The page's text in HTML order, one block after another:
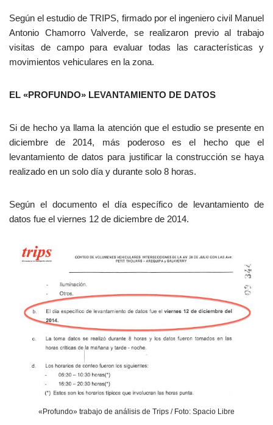
Según el estudio de TRIPS, firmado por el ingeniero civil Manuel
Antonio Chamorro Valverde, se realizaron previo al trabajo
visitas de campo para evaluar todas las características y
movimientos vehiculares en la zona.
EL «PROFUNDO» LEVANTAMIENTO DE DATOS
Si de hecho ya llama la atención que el estudio se presente en
diciembre de 2014, más poderoso es el hecho que el
levantamiento de datos para justificar la construcción se haya
realizado en un solo día y durante solo 8 horas.
Según el documento el día específico de levantamiento de
datos fue el viernes 12 de diciembre de 2014.
«Profundo» trabajo de análisis de Trips / Foto: Spacio Libre